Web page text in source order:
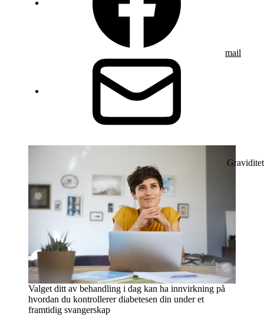
mail
Graviditet
Valget ditt av behandling i dag kan ha innvirkning på
hvordan du kontrollerer diabetesen din under et
framtidig svangerskap